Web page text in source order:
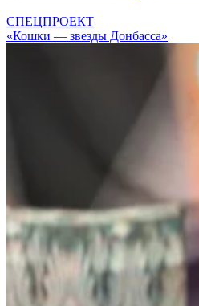
СПЕЦПРОЕКТ
«Кошки — звезды Донбасса»